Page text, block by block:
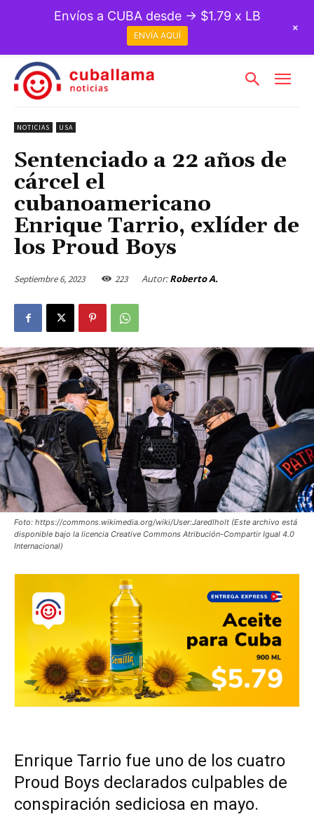
NOTICIAS USA
Sentenciado a 22 años de
cárcel el
cubanoamericano
Enrique Tarrio, exlíder de
los Proud Boys
Septiembre 6, 2023 223 Autor: Roberto A.
Foto: https://commons.wikimedia.org/wiki/User:Jaredlholt (Este archivo está
disponible bajo la licencia Creative Commons Atribución-Compartir Igual 4.0
Internacional)
Enrique Tarrio fue uno de los cuatro
Proud Boys declarados culpables de
conspiración sediciosa en mayo.
Envíos a CUBA desde → $1.79 x LB
ENVÍA AQUÍ
+